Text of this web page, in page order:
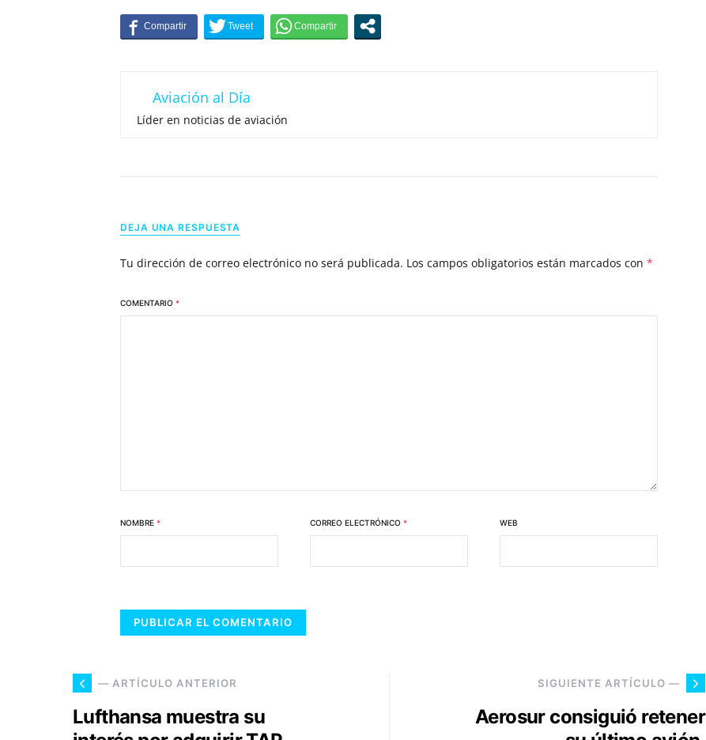
Aviación al Día
Líder en noticias de aviación
DEJA UNA RESPUESTA
Tu dirección de correo electrónico no será publicada. Los campos obligatorios están marcados con *
COMENTARIO *
NOMBRE * CORREO ELECTRÓNICO * WEB
— ARTÍCULO ANTERIOR
Lufthansa muestra su
SIGUIENTE ARTÍCULO —
Aerosur consiguió retener